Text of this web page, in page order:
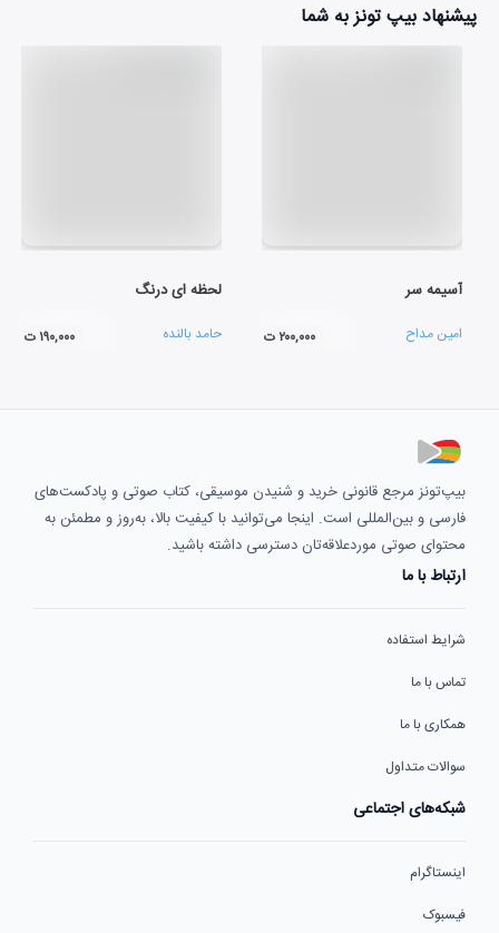
پیشنهاد بیپ تونز به شما
آسیمه سر
امین مداح ۲۰۰,۰۰۰ ت
لحظه ای درنگ
حامد بالنده ۱۹۰,۰۰۰ ت
بیپ‌تونز مرجع قانونی خرید و شنیدن موسیقی، کتاب صوتی و پادکست‌های
فارسی و بین‌المللی است. اینجا می‌توانید با کیفیت بالا، به‌روز و مطمئن به
محتوای صوتی موردعلاقه‌تان دسترسی داشته باشید.
ارتباط با ما
شرایط استفاده
تماس با ما
همکاری با ما
سوالات متداول
شبکه‌های اجتماعی
اینستاگرام
فیسبوک